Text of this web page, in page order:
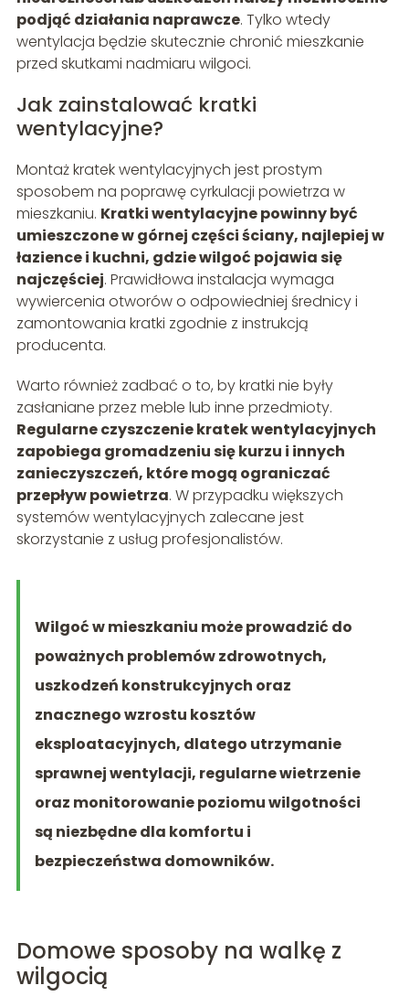
podjąć działania naprawcze. Tylko wtedy
wentylacja będzie skutecznie chronić mieszkanie
przed skutkami nadmiaru wilgoci.
Jak zainstalować kratki
wentylacyjne?
Montaż kratek wentylacyjnych jest prostym
sposobem na poprawę cyrkulacji powietrza w
mieszkaniu. Kratki wentylacyjne powinny być
umieszczone w górnej części ściany, najlepiej w
łazience i kuchni, gdzie wilgoć pojawia się
najczęściej. Prawidłowa instalacja wymaga
wywiercenia otworów o odpowiedniej średnicy i
zamontowania kratki zgodnie z instrukcją
producenta.
Warto również zadbać o to, by kratki nie były
zasłaniane przez meble lub inne przedmioty.
Regularne czyszczenie kratek wentylacyjnych
zapobiega gromadzeniu się kurzu i innych
zanieczyszczeń, które mogą ograniczać
przepływ powietrza. W przypadku większych
systemów wentylacyjnych zalecane jest
skorzystanie z usług profesjonalistów.
Wilgoć w mieszkaniu może prowadzić do
poważnych problemów zdrowotnych,
uszkodzeń konstrukcyjnych oraz
znacznego wzrostu kosztów
eksploatacyjnych, dlatego utrzymanie
sprawnej wentylacji, regularne wietrzenie
oraz monitorowanie poziomu wilgotności
są niezbędne dla komfortu i
bezpieczeństwa domowników.
Domowe sposoby na walkę z
wilgocią